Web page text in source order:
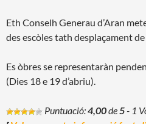
Eth Conselh Generau d’Aran
des escòles tath desplaçament
Es òbres se representaràn
(Dies 18 e 19 d’abriu).
Puntuació:4,00de5- 1